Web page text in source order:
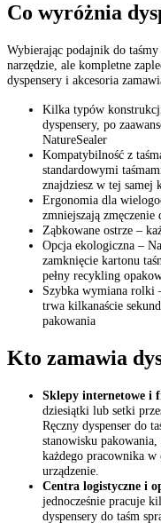
Co wyróżnia
Wybierając podajnik do
narzędzie, ale kompletne
dyspensery i akcesoria
Kilka typów
dyspensery, po
NatureSealer
Kompatybilność z
standardowymi
znajdziesz w tej samej
Ergonomia dla
zmniejszają zmęczenie
Ząbkowane ostrze –
Opcja ekologiczna –
zamknięcie kartonu
pełny recykling
Szybka wymiana rolki
trwa kilkanaście
pakowania
Kto zamawia
Sklepy internetowe i
dziesiątki lub setki
Ręczny dyspenser do
stanowisku
każdego pracownika
urządzenie.
Centra logistyczne i
jednocześnie pracuje
dyspensery do taśm